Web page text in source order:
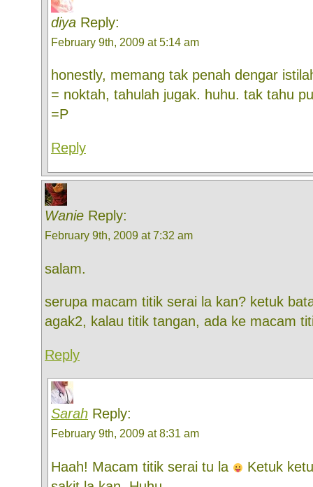
diya Reply:
February 9th, 2009 at 5:14 am
honestly, memang tak penah dengar
= noktah, tahulah jugak. huhu. tak tahu
=P
Reply
Wanie Reply:
February 9th, 2009 at 7:32 am
salam.
serupa macam titik serai la kan? ketuk
agak2, kalau titik tangan, ada ke macam
Reply
Sarah Reply:
February 9th, 2009 at 8:31 am
Haah! Macam titik serai tu la
Ketuk